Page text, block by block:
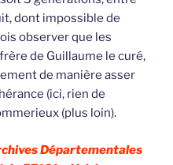
dont impossible de
observer que les
de Guillaume le curé,
de manière asser
(ici, rien de
(plus loin).
Départementales